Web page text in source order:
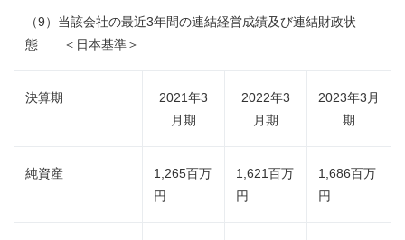
（9）当該会社の最近3年間の連結経営成績及び連結財政状
態 ＜日本基準＞
決算期
2021年3
月期
2022年3
月期
2023年3月
期
純資産
1,265百万
円
1,621百万
円
1,686百万
円